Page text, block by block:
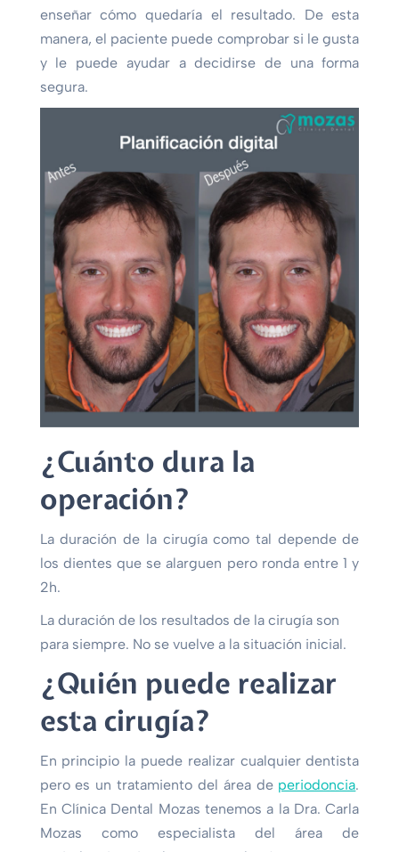
enseñar cómo quedaría el resultado. De esta
manera, el paciente puede comprobar si le gusta
y le puede ayudar a decidirse de una forma
segura.
¿Cuánto dura la
operación?
La duración de la cirugía como tal depende de
los dientes que se alarguen pero ronda entre 1 y
2h.
La duración de los resultados de la cirugía son
para siempre. No se vuelve a la situación inicial.
¿Quién puede realizar
esta cirugía?
En principio la puede realizar cualquier dentista
pero es un tratamiento del área de periodoncia.
En Clínica Dental Mozas tenemos a la Dra. Carla
Mozas como especialista del área de